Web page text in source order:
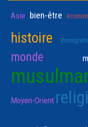
Asie bien-être
histoire
monde
Moyen-Orient